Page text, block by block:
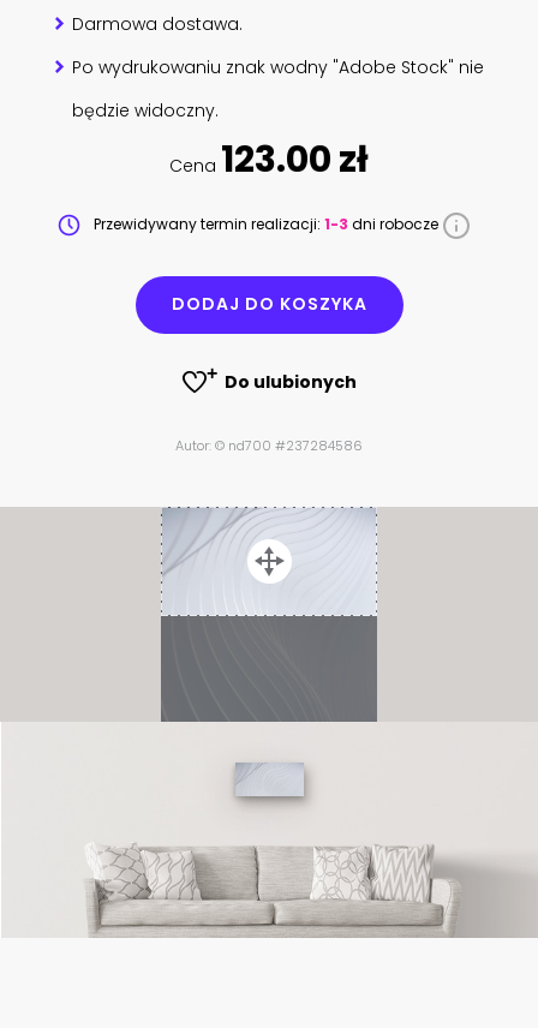
Darmowa dostawa.
Po wydrukowaniu znak wodny "Adobe Stock" nie
będzie widoczny.
Cena 123.00 zł
Przewidywany termin realizacji: 1-3 dni robocze
DODAJ DO KOSZYKA
Do ulubionych
Autor: © nd700 #237284586